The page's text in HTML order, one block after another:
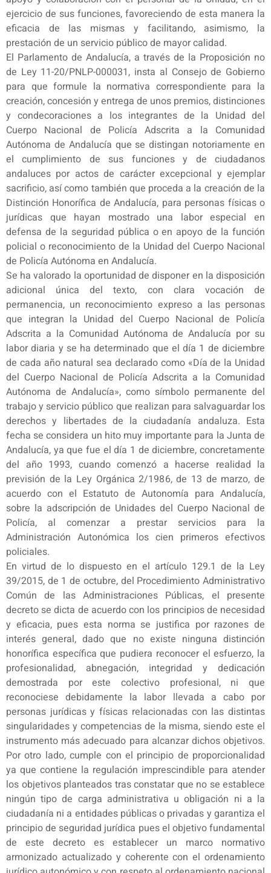
ejercicio de sus funciones, favoreciendo de esta manera la
eficacia de las mismas y facilitando, asimismo, la
prestación de un servicio público de mayor calidad.
El Parlamento de Andalucía, a través de la Proposición no
de Ley 11-20/PNLP-000031, insta al Consejo de Gobierno
para que formule la normativa correspondiente para la
creación, concesión y entrega de unos premios, distinciones
y condecoraciones a los integrantes de la Unidad del
Cuerpo Nacional de Policía Adscrita a la Comunidad
Autónoma de Andalucía que se distingan notoriamente en
el cumplimiento de sus funciones y de ciudadanos
andaluces por actos de carácter excepcional y ejemplar
sacrificio, así como también que proceda a la creación de la
Distinción Honorífica de Andalucía, para personas físicas o
jurídicas que hayan mostrado una labor especial en
defensa de la seguridad pública o en apoyo de la función
policial o reconocimiento de la Unidad del Cuerpo Nacional
de Policía Autónoma en Andalucía.
Se ha valorado la oportunidad de disponer en la disposición
adicional única del texto, con clara vocación de
permanencia, un reconocimiento expreso a las personas
que integran la Unidad del Cuerpo Nacional de Policía
Adscrita a la Comunidad Autónoma de Andalucía por su
labor diaria y se ha determinado que el día 1 de diciembre
de cada año natural sea declarado como «Día de la Unidad
del Cuerpo Nacional de Policía Adscrita a la Comunidad
Autónoma de Andalucía», como símbolo permanente del
trabajo y servicio público que realizan para salvaguardar los
derechos y libertades de la ciudadanía andaluza. Esta
fecha se considera un hito muy importante para la Junta de
Andalucía, ya que fue el día 1 de diciembre, concretamente
del año 1993, cuando comenzó a hacerse realidad la
previsión de la Ley Orgánica 2/1986, de 13 de marzo, de
acuerdo con el Estatuto de Autonomía para Andalucía,
sobre la adscripción de Unidades del Cuerpo Nacional de
Policía, al comenzar a prestar servicios para la
Administración Autonómica los cien primeros efectivos
policiales.
En virtud de lo dispuesto en el artículo 129.1 de la Ley
39/2015, de 1 de octubre, del Procedimiento Administrativo
Común de las Administraciones Públicas, el presente
decreto se dicta de acuerdo con los principios de necesidad
y eficacia, pues esta norma se justifica por razones de
interés general, dado que no existe ninguna distinción
honorífica específica que pudiera reconocer el esfuerzo, la
profesionalidad, abnegación, integridad y dedicación
demostrada por este colectivo profesional, ni que
reconociese debidamente la labor llevada a cabo por
personas jurídicas y físicas relacionadas con las distintas
singularidades y competencias de la misma, siendo este el
instrumento más adecuado para alcanzar dichos objetivos.
Por otro lado, cumple con el principio de proporcionalidad
ya que contiene la regulación imprescindible para atender
los objetivos planteados tras constatar que no se establece
ningún tipo de carga administrativa u obligación ni a la
ciudadanía ni a entidades públicas o privadas y garantiza el
principio de seguridad jurídica pues el objetivo fundamental
de este decreto es establecer un marco normativo
armonizado actualizado y coherente con el ordenamiento